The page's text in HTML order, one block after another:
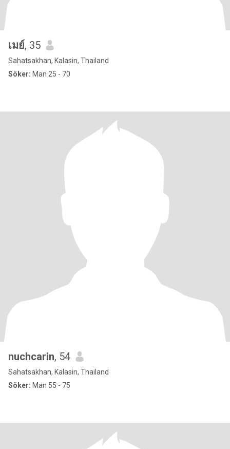
เมย์, 35
Sahatsakhan, Kalasin, Thailand
Söker: Man 25 - 70
nuchcarin, 54
Sahatsakhan, Kalasin, Thailand
Söker: Man 55 - 75